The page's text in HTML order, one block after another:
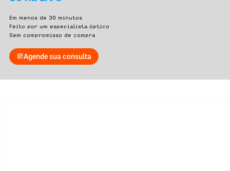
Em menos de 30 minutos
Feito por um especialista óptico
Sem compromisso de compra
Agende sua consulta